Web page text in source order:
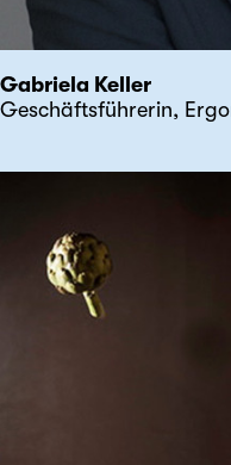
Gabriela Keller
Geschäftsführerin,